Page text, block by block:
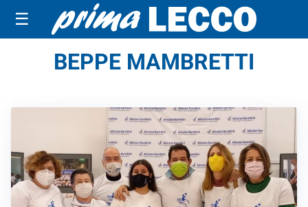
☰
BEPPE MAMBRETTI